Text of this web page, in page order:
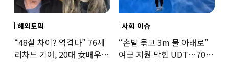
해외토픽
“48살 차이? 역겹다” 76세
리차드 기어, 20대 女배우와
사회 이슈
“손발 묶고 3m 물 아래로”
여군 지원 막힌 UDT…707